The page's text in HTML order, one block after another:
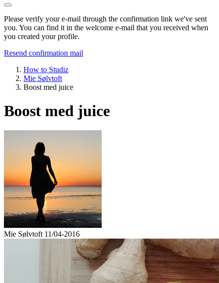
Please verify your e-mail through the confirmation link we've sent
you. You can find it in the welcome e-mail that you received when
you created your profile.
Resend confirmation mail
How to Studiz
Mie Sølvtoft
Boost med juice
Boost med juice
Mie Sølvtoft 11/04-2016